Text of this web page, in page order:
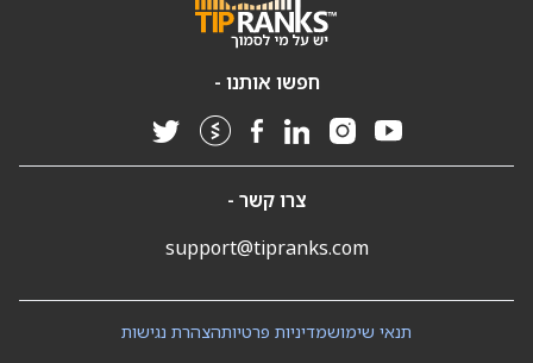
חפשו אותנו -
צרו קשר -
support@tipranks.com
הצהרת נגישותמדיניות פרטיותתנאי שימוש